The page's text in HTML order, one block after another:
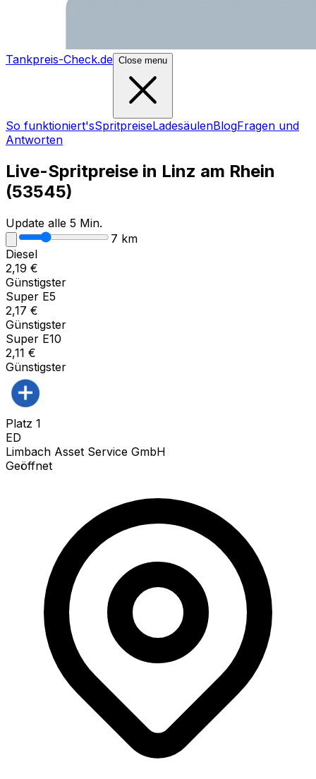
Tankpreis-Check.de Close menu
So funktioniert'sSpritpreiseLadesäulenBlogFragen und
Antworten
Live-Spritpreise in Linz am Rhein
(53545)
Update alle 5 Min.
7 km
Diesel
2,19 €
Günstigster
Super E5
2,17 €
Günstigster
Super E10
2,11 €
Günstigster
Platz 1
ED
Limbach Asset Service GmbH
Geöffnet